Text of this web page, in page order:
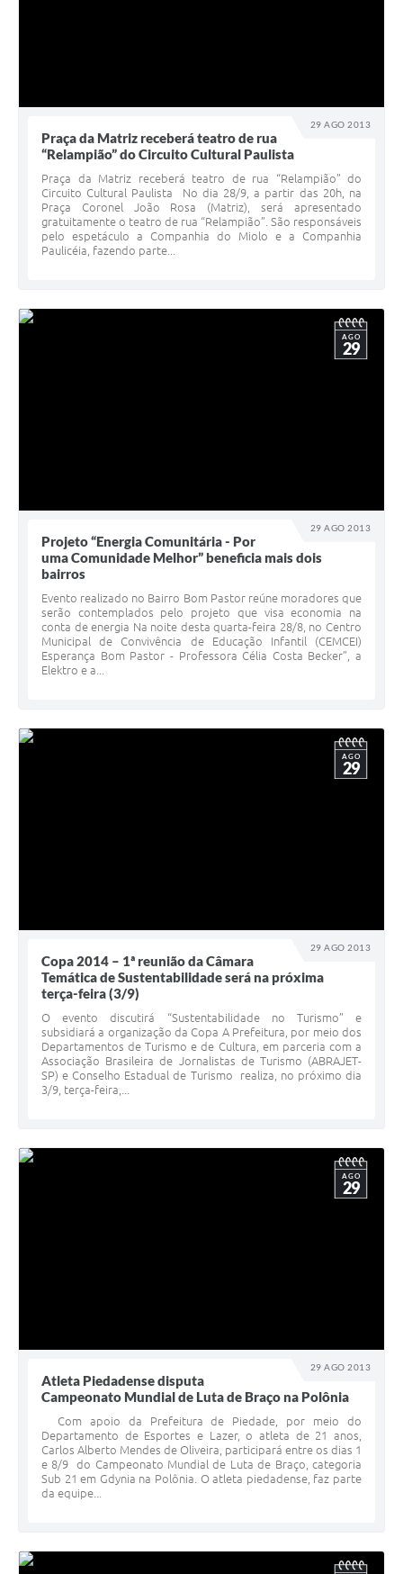
29 AGO 2013
Praça da Matriz receberá teatro de rua
“Relampião” do Circuito Cultural Paulista
Praça da Matriz receberá teatro de rua “Relampião” do
Circuito Cultural Paulista No dia 28/9, a partir das 20h, na
Praça Coronel João Rosa (Matriz), será apresentado
gratuitamente o teatro de rua “Relampião”. São responsáveis
pelo espetáculo a Companhia do Miolo e a Companhia
Paulicéia, fazendo parte...
29 AGO 2013
AGO
29
Projeto “Energia Comunitária - Por
uma Comunidade Melhor” beneficia mais dois
bairros
Evento realizado no Bairro Bom Pastor reúne moradores que
serão contemplados pelo projeto que visa economia na
conta de energia Na noite desta quarta-feira 28/8, no Centro
Municipal de Convivência de Educação Infantil (CEMCEI)
Esperança Bom Pastor - Professora Célia Costa Becker”, a
Elektro e a...
29 AGO 2013
AGO
29
Copa 2014 – 1ª reunião da Câmara
Temática de Sustentabilidade será na próxima
terça-feira (3/9)
O evento discutirá “Sustentabilidade no Turismo” e
subsidiará a organização da Copa A Prefeitura, por meio dos
Departamentos de Turismo e de Cultura, em parceria com a
Associação Brasileira de Jornalistas de Turismo (ABRAJET-
SP) e Conselho Estadual de Turismo realiza, no próximo dia
3/9, terça-feira,...
29 AGO 2013
AGO
29
Atleta Piedadense disputa
Campeonato Mundial de Luta de Braço na Polônia
Com apoio da Prefeitura de Piedade, por meio do
Departamento de Esportes e Lazer, o atleta de 21 anos,
Carlos Alberto Mendes de Oliveira, participará entre os dias 1
e 8/9 do Campeonato Mundial de Luta de Braço, categoria
Sub 21 em Gdynia na Polônia. O atleta piedadense, faz parte
da equipe...